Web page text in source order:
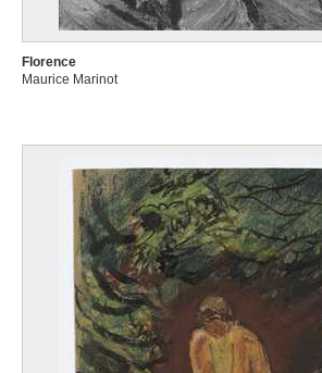
Florence
Maurice Marinot